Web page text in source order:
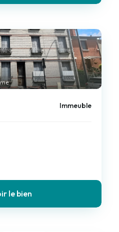
Immeuble
le bien